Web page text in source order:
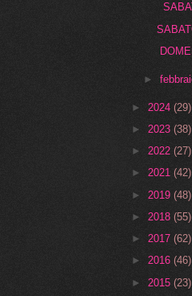
►
► 2024 (29)
► 2023 (38)
► 2022 (27)
► 2021 (42)
► 2019 (48)
► 2018 (55)
► 2017 (62)
► 2016 (46)
► 2015 (23)